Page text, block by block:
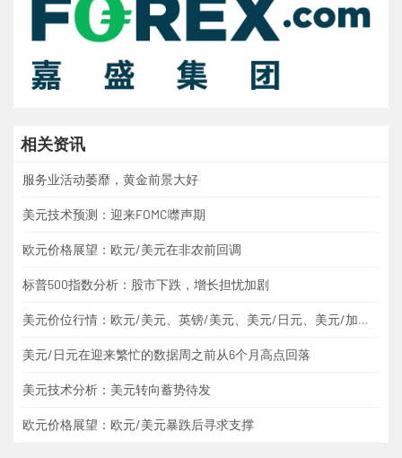
相关资讯
服务业活动萎靡，黄金前景大好
美元技术预测：迎来FOMC噤声期
欧元价格展望：欧元/美元在非农前回调
标普500指数分析：股市下跌，增长担忧加剧
美元价位行情：欧元/美元、英镑/美元、美元/日元、美元/加元、黄金
美元/日元在迎来繁忙的数据周之前从6个月高点回落
美元技术分析：美元转向蓄势待发
欧元价格展望：欧元/美元暴跌后寻求支撑